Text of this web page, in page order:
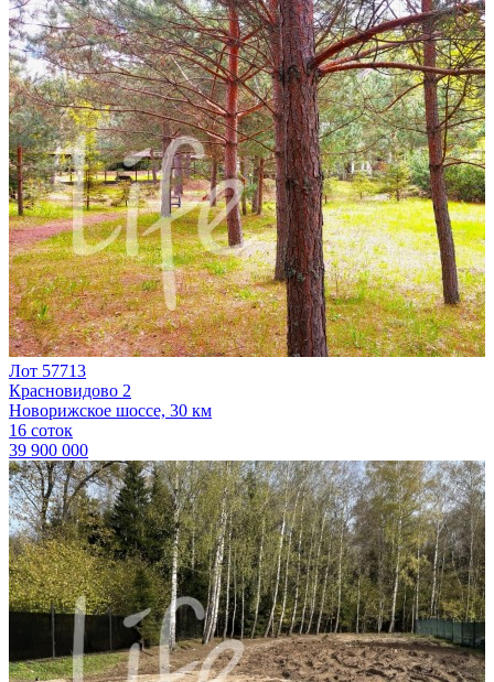
Лот 57713
Красновидово 2
Новорижское шоссе, 30 км
16 соток
39 900 000